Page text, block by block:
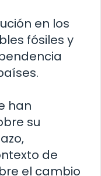
en los
fósiles y
han
su
de
el cambio